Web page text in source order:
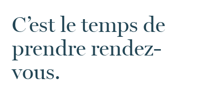
C’est le temps de
prendre rendez-
vous.